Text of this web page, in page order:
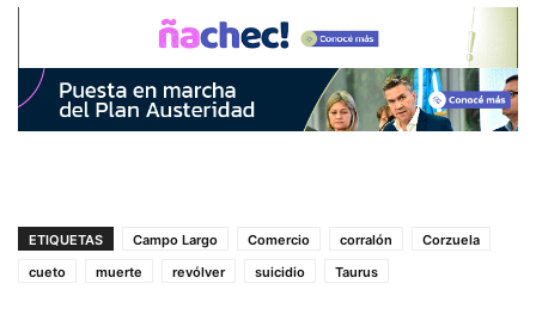
ETIQUETAS Campo Largo Comercio corralón
Corzuela
cueto
muerte revólver suicidio Taurus